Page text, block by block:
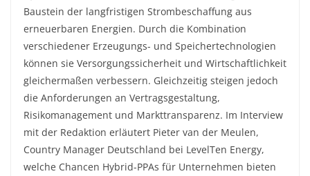
Baustein der langfristigen Strombeschaffung aus
erneuerbaren Energien. Durch die Kombination
verschiedener Erzeugungs- und Speichertechnologien
können sie Versorgungssicherheit und Wirtschaftlichkeit
gleichermaßen verbessern. Gleichzeitig steigen jedoch
die Anforderungen an Vertragsgestaltung,
Risikomanagement und Markttransparenz. Im Interview
mit der Redaktion erläutert Pieter van der Meulen,
Country Manager Deutschland bei LevelTen Energy,
welche Chancen Hybrid-PPAs für Unternehmen bieten